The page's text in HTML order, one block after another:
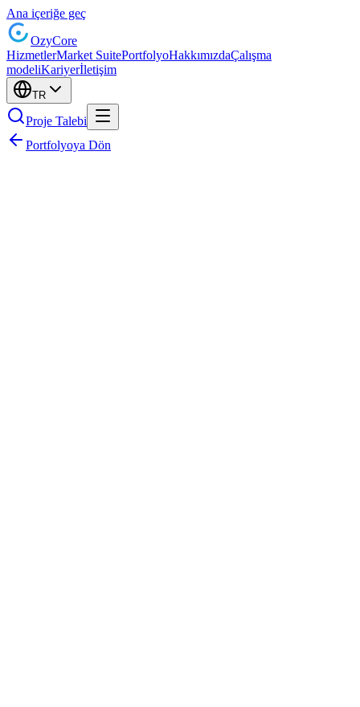
Ana içeriğe geç
OzyCore
HizmetlerMarket SuitePortfolyoHakkımızdaÇalışma
modeliKariyerİletişim
TR
Proje Talebi
Portfolyoya Dön